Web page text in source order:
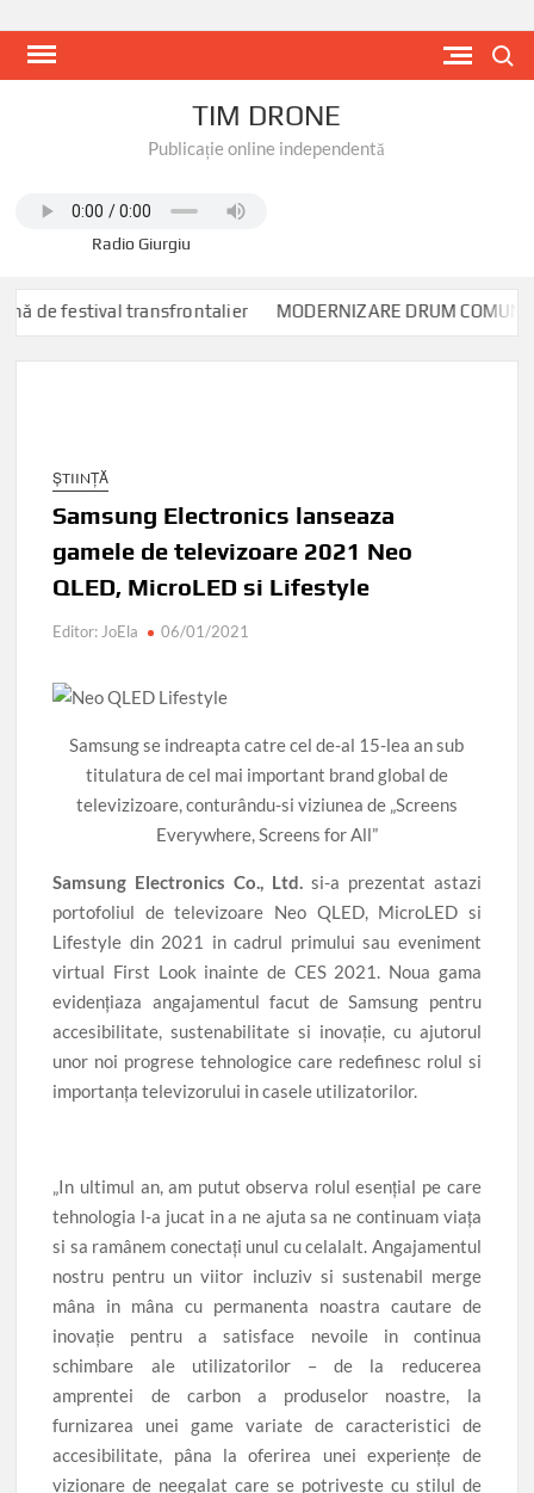
TIM DRONE
Publicație online independentă
Radio Giurgiu
transfrontalier MODERNIZARE DRUM COMUNAL DC 90
ȘTIINȚĂ
Samsung Electronics lanseaza
gamele de televizoare 2021 Neo
QLED, MicroLED si Lifestyle
Editor: JoEla 06/01/2021
Samsung se indreapta catre cel de-al 15-lea an sub
titulatura de cel mai important brand global de
televizizoare, conturându-si viziunea de „Screens
Everywhere, Screens for All”
Samsung Electronics Co., Ltd. si-a prezentat astazi
portofoliul de televizoare Neo QLED, MicroLED si
Lifestyle din 2021 in cadrul primului sau eveniment
virtual First Look inainte de CES 2021. Noua gama
evidențiaza angajamentul facut de Samsung pentru
accesibilitate, sustenabilitate si inovație, cu ajutorul
unor noi progrese tehnologice care redefinesc rolul si
importanța televizorului in casele utilizatorilor.
„In ultimul an, am putut observa rolul esențial pe care
tehnologia l-a jucat in a ne ajuta sa ne continuam viața
si sa ramânem conectați unul cu celalalt. Angajamentul
nostru pentru un viitor incluziv si sustenabil merge
mâna in mâna cu permanenta noastra cautare de
inovație pentru a satisface nevoile in continua
schimbare ale utilizatorilor – de la reducerea
amprentei de carbon a produselor noastre, la
furnizarea unei game variate de caracteristici de
accesibilitate, pâna la oferirea unei experiențe de
vizionare de neegalat care se potriveste cu stilul de